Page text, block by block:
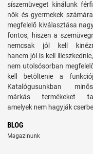
síszemüveget kínálunk
nők és gyermekek
megfelelő kiválasztása
fontos, hiszen a
nemcsak jól kell
hanem jól is kell
nem utolsósorban
kell betöltenie a
Katalógusunkban
márkás termékeket
amelyek nem hagyják
BLOG
Magazinunk